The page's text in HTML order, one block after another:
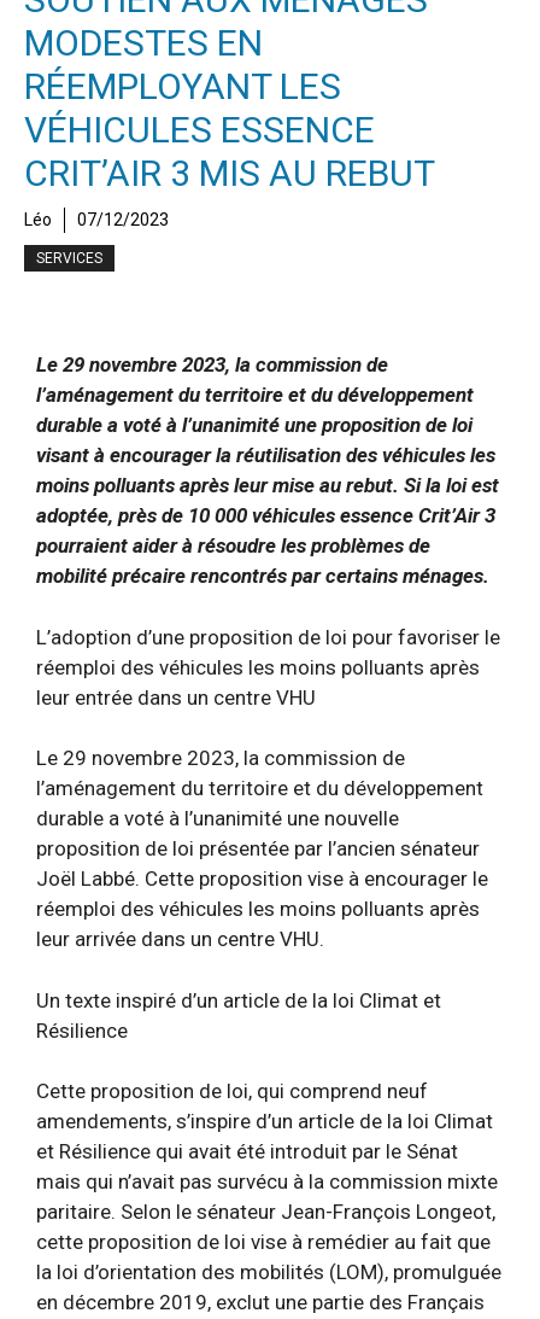
MODESTES EN
RÉEMPLOYANT LES
VÉHICULES ESSENCE
CRIT’AIR 3 MIS AU REBUT
Léo 07/12/2023
SERVICES
Le 29 novembre 2023, la commission de
l’aménagement du territoire et du développement
durable a voté à l’unanimité une proposition de loi
visant à encourager la réutilisation des véhicules les
moins polluants après leur mise au rebut. Si la loi est
adoptée, près de 10 000 véhicules essence Crit’Air 3
pourraient aider à résoudre les problèmes de
mobilité précaire rencontrés par certains ménages.
L’adoption d’une proposition de loi pour favoriser le
réemploi des véhicules les moins polluants après
leur entrée dans un centre VHU
Le 29 novembre 2023, la commission de
l’aménagement du territoire et du développement
durable a voté à l’unanimité une nouvelle
proposition de loi présentée par l’ancien sénateur
Joël Labbé. Cette proposition vise à encourager le
réemploi des véhicules les moins polluants après
leur arrivée dans un centre VHU.
Un texte inspiré d’un article de la loi Climat et
Résilience
Cette proposition de loi, qui comprend neuf
amendements, s’inspire d’un article de la loi Climat
et Résilience qui avait été introduit par le Sénat
mais qui n’avait pas survécu à la commission mixte
paritaire. Selon le sénateur Jean-François Longeot,
cette proposition de loi vise à remédier au fait que
la loi d’orientation des mobilités (LOM), promulguée
en décembre 2019, exclut une partie des Français